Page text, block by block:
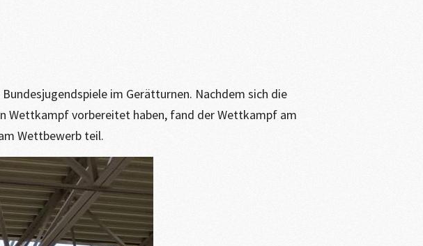
im Gerätturnen. Nachdem sich die
Wettkampf vorbereitet haben, fand der Wettkampf am
Wettbewerb teil.